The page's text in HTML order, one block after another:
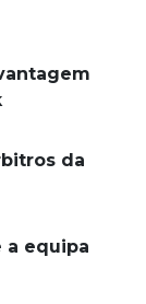
da
a equipa